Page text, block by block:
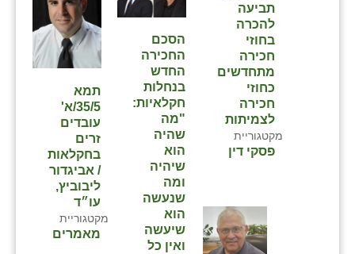
תמא
35/5/א'
עובדים
זרים
בחקלאות
/ אביגדור
ליבוביץ,
עו״ד
מקטגוריית
מאמרים
הסכם
החכירה
החדש
בנחלות
חקלאיות:
"מה
שהיה
הוא
שיהיה
ומה
שנעשה
הוא
שיעשה
ואין כל
תביעה
להכרה
בחוזי
חכירה
מתחדשים
כחוזי
חכירה
לצמיתות
מקטגוריית
פסקי דין